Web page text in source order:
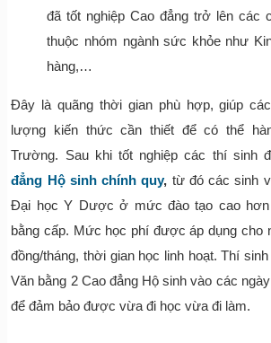
đã tốt nghiệp Cao đẳng trở lên các
thuộc nhóm ngành sức khỏe như
hàng,…
Đây là quãng thời gian phù hợp, giúp
lượng kiến thức cần thiết để có thể
Trường. Sau khi tốt nghiệp các thí sinh
đẳng Hộ sinh chính quy, từ đó các sinh
Đại học Y Dược ở mức đào tạo cao hơn
bằng cấp. Mức học phí được áp dụng cho
đồng/tháng, thời gian học linh hoạt. Thí
Văn bằng 2 Cao đẳng Hộ sinh vào các
để đảm bảo được vừa đi học vừa đi làm.